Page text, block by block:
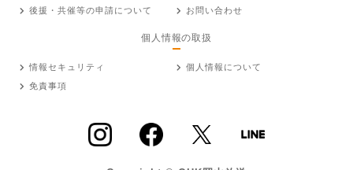
後援・共催等の申請について
お問い合わせ
個人情報の取扱
情報セキュリティ
個人情報について
免責事項